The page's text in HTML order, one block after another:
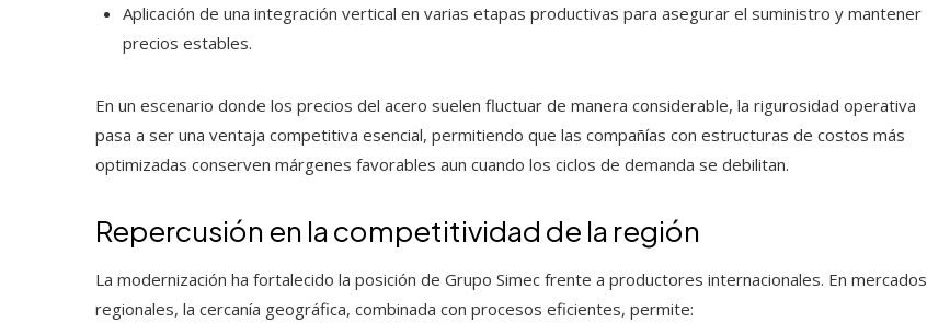
Aplicación de una integración vertical en varias etapas productivas para asegurar el suministro y mantener
precios estables.
En un escenario donde los precios del acero suelen fluctuar de manera considerable, la rigurosidad operativa
pasa a ser una ventaja competitiva esencial, permitiendo que las compañías con estructuras de costos más
optimizadas conserven márgenes favorables aun cuando los ciclos de demanda se debilitan.
Repercusión en la competitividad de la región
La modernización ha fortalecido la posición de Grupo Simec frente a productores internacionales. En mercados
regionales, la cercanía geográfica, combinada con procesos eficientes, permite: